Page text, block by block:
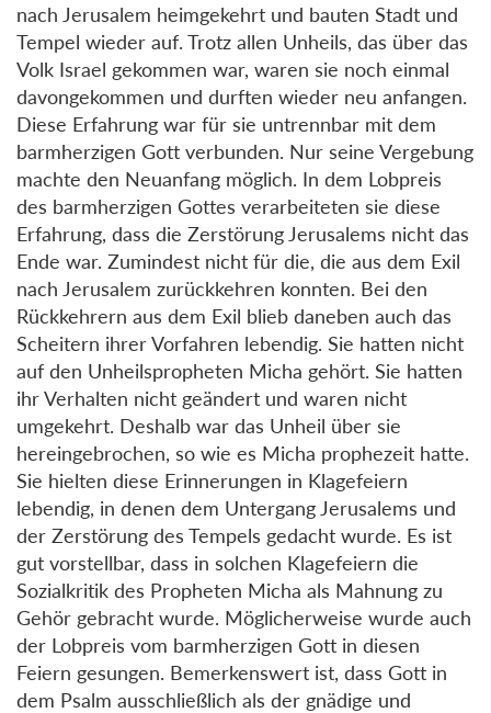
nach Jerusalem heimgekehrt und bauten Stadt und
Tempel wieder auf. Trotz allen Unheils, das über das
Volk Israel gekommen war, waren sie noch einmal
davongekommen und durften wieder neu anfangen.
Diese Erfahrung war für sie untrennbar mit dem
barmherzigen Gott verbunden. Nur seine Vergebung
machte den Neuanfang möglich. In dem Lobpreis
des barmherzigen Gottes verarbeiteten sie diese
Erfahrung, dass die Zerstörung Jerusalems nicht das
Ende war. Zumindest nicht für die, die aus dem Exil
nach Jerusalem zurückkehren konnten. Bei den
Rückkehrern aus dem Exil blieb daneben auch das
Scheitern ihrer Vorfahren lebendig. Sie hatten nicht
auf den Unheilspropheten Micha gehört. Sie hatten
ihr Verhalten nicht geändert und waren nicht
umgekehrt. Deshalb war das Unheil über sie
hereingebrochen, so wie es Micha prophezeit hatte.
Sie hielten diese Erinnerungen in Klagefeiern
lebendig, in denen dem Untergang Jerusalems und
der Zerstörung des Tempels gedacht wurde. Es ist
gut vorstellbar, dass in solchen Klagefeiern die
Sozialkritik des Propheten Micha als Mahnung zu
Gehör gebracht wurde. Möglicherweise wurde auch
der Lobpreis vom barmherzigen Gott in diesen
Feiern gesungen. Bemerkenswert ist, dass Gott in
dem Psalm ausschließlich als der gnädige und